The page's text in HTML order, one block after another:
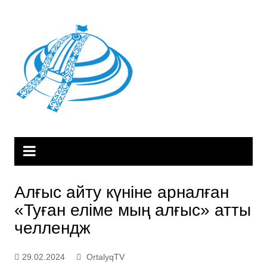
Алғыс айту күніне арналған
«Туған еліме мың алғыс» атты
челлендж
29.02.2024 OrtalyqTV